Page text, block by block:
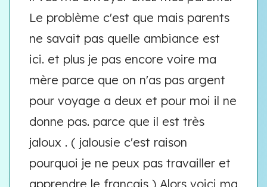
Le problème c'est que mais parents
ne savait pas quelle ambiance est
ici. et plus je pas encore voire ma
mère parce que on n'as pas argent
pour voyage a deux et pour moi il ne
donne pas. parce que il est très
jaloux . ( jalousie c'est raison
pourquoi je ne peux pas travailler et
apprendre le francais ) Alors voici ma